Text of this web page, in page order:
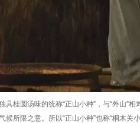
桂圆汤味的统称“正山小种”，与“外山”相
所限之意。所以“正山小种”也称“桐木关小